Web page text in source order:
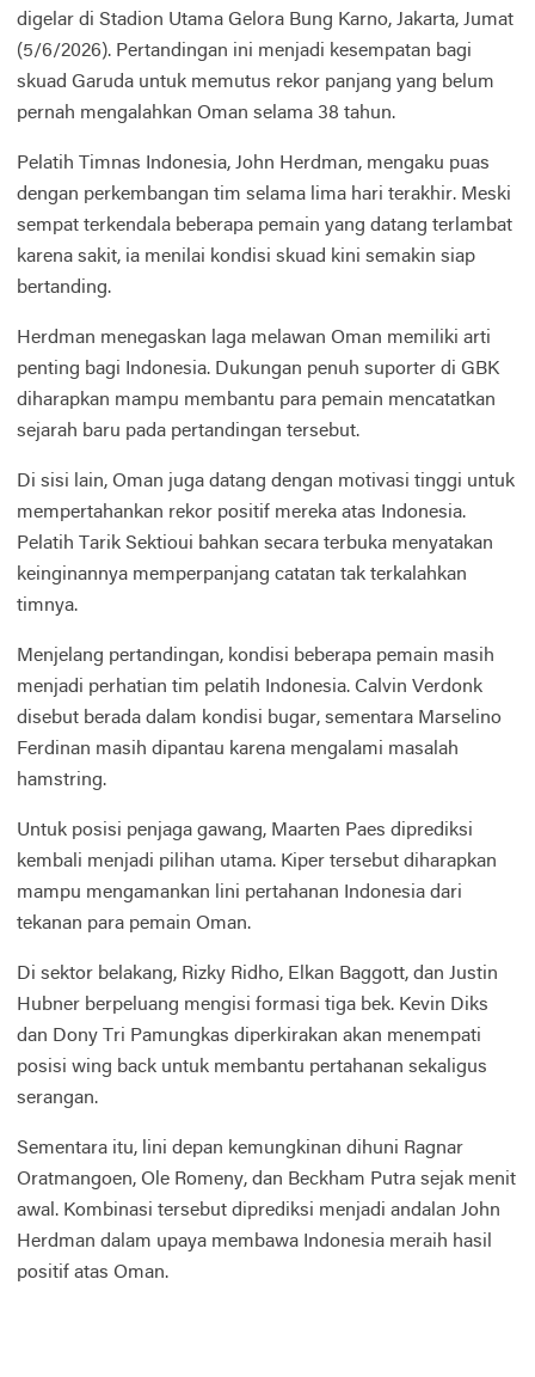
digelar di Stadion Utama Gelora Bung Karno, Jakarta, Jumat
(5/6/2026). Pertandingan ini menjadi kesempatan bagi
skuad Garuda untuk memutus rekor panjang yang belum
pernah mengalahkan Oman selama 38 tahun.
Pelatih Timnas Indonesia, John Herdman, mengaku puas
dengan perkembangan tim selama lima hari terakhir. Meski
sempat terkendala beberapa pemain yang datang terlambat
karena sakit, ia menilai kondisi skuad kini semakin siap
bertanding.
Herdman menegaskan laga melawan Oman memiliki arti
penting bagi Indonesia. Dukungan penuh suporter di GBK
diharapkan mampu membantu para pemain mencatatkan
sejarah baru pada pertandingan tersebut.
Di sisi lain, Oman juga datang dengan motivasi tinggi untuk
mempertahankan rekor positif mereka atas Indonesia.
Pelatih Tarik Sektioui bahkan secara terbuka menyatakan
keinginannya memperpanjang catatan tak terkalahkan
timnya.
Menjelang pertandingan, kondisi beberapa pemain masih
menjadi perhatian tim pelatih Indonesia. Calvin Verdonk
disebut berada dalam kondisi bugar, sementara Marselino
Ferdinan masih dipantau karena mengalami masalah
hamstring.
Untuk posisi penjaga gawang, Maarten Paes diprediksi
kembali menjadi pilihan utama. Kiper tersebut diharapkan
mampu mengamankan lini pertahanan Indonesia dari
tekanan para pemain Oman.
Di sektor belakang, Rizky Ridho, Elkan Baggott, dan Justin
Hubner berpeluang mengisi formasi tiga bek. Kevin Diks
dan Dony Tri Pamungkas diperkirakan akan menempati
posisi wing back untuk membantu pertahanan sekaligus
serangan.
Sementara itu, lini depan kemungkinan dihuni Ragnar
Oratmangoen, Ole Romeny, dan Beckham Putra sejak menit
awal. Kombinasi tersebut diprediksi menjadi andalan John
Herdman dalam upaya membawa Indonesia meraih hasil
positif atas Oman.